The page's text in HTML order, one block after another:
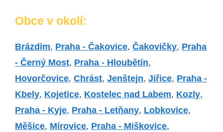
Obce v okolí:
Brázdim, Praha - Čakovice,Čakovičky, Praha
- Černý Most, Praha - Hloubětín,
Hovorčovice,Chrást,Jenštejn,Jiřice, Praha -
Kbely, Kojetice, Kostelec nad Labem, Kozly,
Praha - Kyje, Praha - Letňany, Lobkovice,
Měšice, Mírovice, Praha - Miškovice,